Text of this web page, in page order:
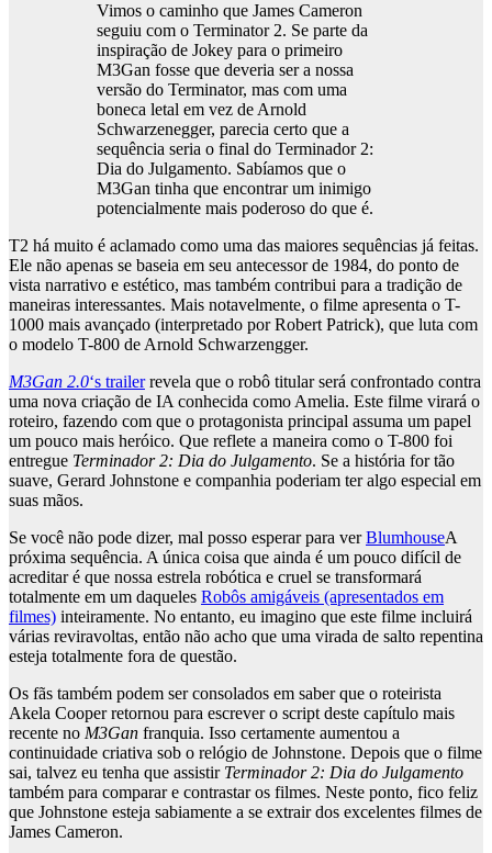
Vimos o caminho que James Cameron
seguiu com o Terminator 2. Se parte da
inspiração de Jokey para o primeiro
M3Gan fosse que deveria ser a nossa
versão do Terminator, mas com uma
boneca letal em vez de Arnold
Schwarzenegger, parecia certo que a
sequência seria o final do Terminador 2:
Dia do Julgamento. Sabíamos que o
M3Gan tinha que encontrar um inimigo
potencialmente mais poderoso do que é.
T2 há muito é aclamado como uma das maiores sequências já feitas.
Ele não apenas se baseia em seu antecessor de 1984, do ponto de
vista narrativo e estético, mas também contribui para a tradição de
maneiras interessantes. Mais notavelmente, o filme apresenta o T-
1000 mais avançado (interpretado por Robert Patrick), que luta com
o modelo T-800 de Arnold Schwarzengger.
M3Gan 2.0‘s trailerrevela que o robô titular será confrontado contra
uma nova criação de IA conhecida como Amelia. Este filme virará o
roteiro, fazendo com que o protagonista principal assuma um papel
um pouco mais heróico. Que reflete a maneira como o T-800 foi
entregue Terminador 2: Dia do Julgamento. Se a história for tão
suave, Gerard Johnstone e companhia poderiam ter algo especial em
suas mãos.
Se você não pode dizer, mal posso esperar para verBlumhouseA
próxima sequência. A única coisa que ainda é um pouco difícil de
acreditar é que nossa estrela robótica e cruel se transformará
totalmente em um daqueles Robôs amigáveis ​​(apresentados em
filmes) inteiramente. No entanto, eu imagino que este filme incluirá
várias reviravoltas, então não acho que uma virada de salto repentina
esteja totalmente fora de questão.
Os fãs também podem ser consolados em saber que o roteirista
Akela Cooper retornou para escrever o script deste capítulo mais
recente no M3Gan franquia. Isso certamente aumentou a
continuidade criativa sob o relógio de Johnstone. Depois que o filme
sai, talvez eu tenha que assistir Terminador 2: Dia do Julgamento
também para comparar e contrastar os filmes. Neste ponto, fico feliz
que Johnstone esteja sabiamente a se extrair dos excelentes filmes de
James Cameron.